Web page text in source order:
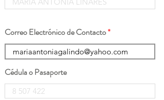
Correo Electrónico de Contacto
Cédula o Pasaporte